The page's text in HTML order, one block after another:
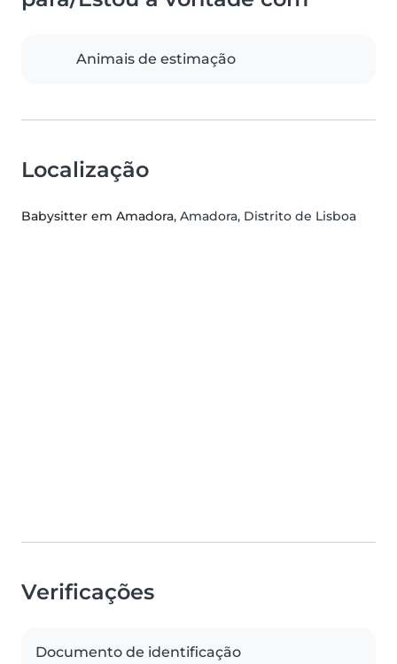
Animais de estimação
Localização
Babysitter em Amadora, Amadora, Distrito de Lisboa
Verificações
Documento de identificação